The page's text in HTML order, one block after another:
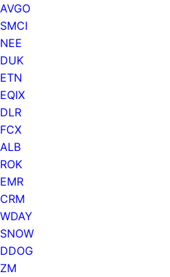
AVGO
SMCI
NEE
DUK
ETN
EQIX
DLR
FCX
ALB
ROK
EMR
CRM
WDAY
SNOW
DDOG
ZM